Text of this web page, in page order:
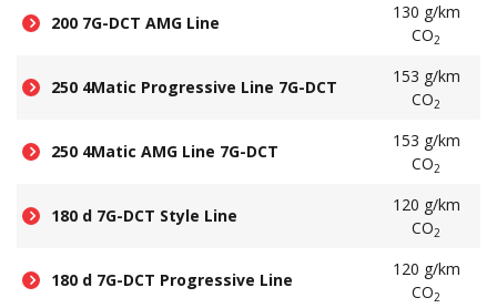
200 7G-DCT AMG Line
130 g/km
CO2
250 4Matic Progressive Line 7G-DCT
153 g/km
CO2
250 4Matic AMG Line 7G-DCT
153 g/km
CO2
180 d 7G-DCT Style Line
120 g/km
CO2
180 d 7G-DCT Progressive Line
120 g/km
CO2